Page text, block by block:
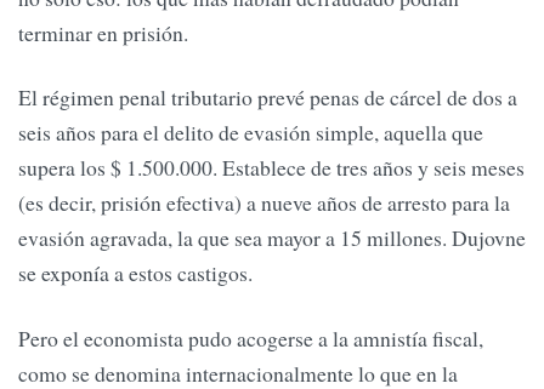
terminar en prisión.
El régimen penal tributario prevé penas de cárcel de dos a
seis años para el delito de evasión simple, aquella que
supera los $ 1.500.000. Establece de tres años y seis meses
(es decir, prisión efectiva) a nueve años de arresto para la
evasión agravada, la que sea mayor a 15 millones. Dujovne
se exponía a estos castigos.
Pero el economista pudo acogerse a la amnistía fiscal,
como se denomina internacionalmente lo que en la